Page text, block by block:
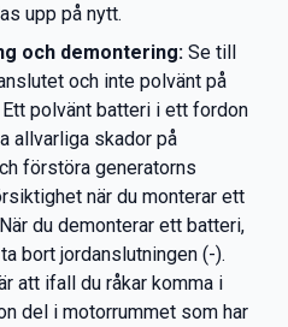
upp på nytt.
och demontering: Se till
och inte polvänt på
polvänt batteri i ett fordon
allvarliga skador på
förstöra generatorns
när du monterar ett
När du demonterar ett batteri,
bort jordanslutningen (-).
att ifall du råkar komma i
del i motorrummet som har